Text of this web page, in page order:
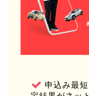
申込み最